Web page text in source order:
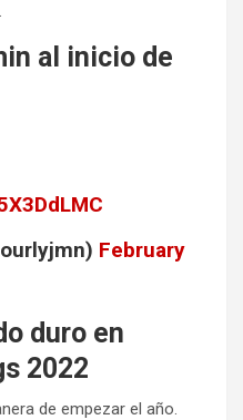
al inicio de
February
duro en
2022
de empezar el año.